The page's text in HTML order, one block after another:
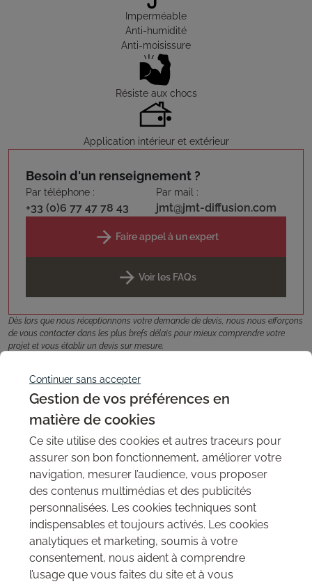
Imperméable
Anti-humidité
Anti-moisissure
Résiste aux chocs
Application intérieur et extérieur
Besoin d'un renseignement ?
Par téléphone :
+33 (0)6 77 47 78 43
Par mail :
jmt@jmt-diffusion.com
Faire appel à un expert
Voir les FAQs
Dès lors que nous réceptionnons votre demande de devis, nous nous efforçons
de vous contacter dans les plus brefs délais pour mieux comprendre votre
projet et vous établir un devis sur mesure.
Toutes nos réalisations
Aménagement d’un espace de coworking au
design chaleureux
Aperçu des possibilités de décoration offertes par les panneaux
3D Magnolia Thaïlande avec cet espace de coworking tendance.
Décoration - intérieur
Continuer sans accepter
Gestion de vos préférences en
matière de cookies
Ce site utilise des cookies et autres traceurs pour
assurer son bon fonctionnement, améliorer votre
navigation, mesurer l’audience, vous proposer
des contenus multimédias et des publicités
personnalisées. Les cookies techniques sont
indispensables et toujours activés. Les cookies
analytiques et marketing, soumis à votre
consentement, nous aident à comprendre
l’usage que vous faites du site et à vous